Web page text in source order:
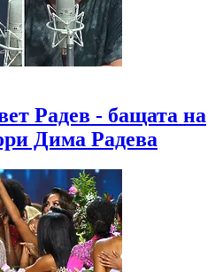
Радев - бащата на
Дима Радева